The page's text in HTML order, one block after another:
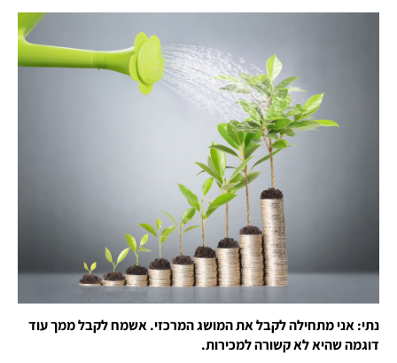
נתי: אני מתחילה לקבל את המושג המרכזי. אשמח לקבל ממך עוד
דוגמה שהיא לא קשורה למכירות.